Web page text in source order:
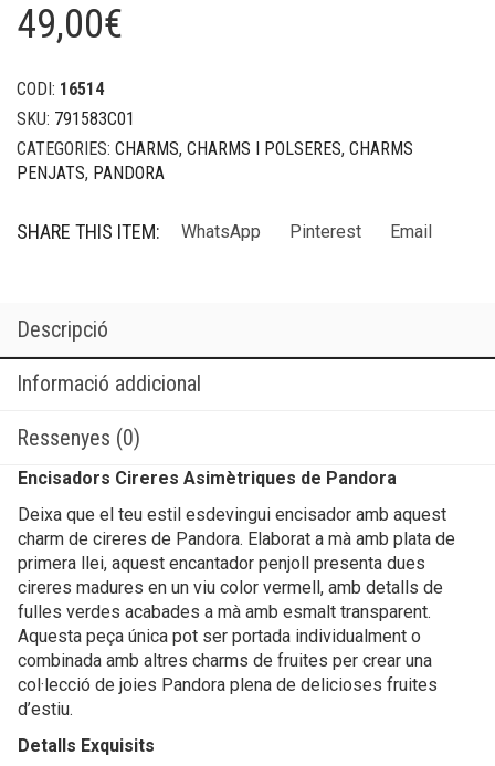
49,00€
CODI: 16514
SKU: 791583C01
CATEGORIES: CHARMS, CHARMS I POLSERES, CHARMS
PENJATS, PANDORA
SHARE THIS ITEM: WhatsApp Pinterest Email
Descripció
Informació addicional
Ressenyes (0)
Encisadors Cireres Asimètriques de Pandora
Deixa que el teu estil esdevingui encisador amb aquest
charm de cireres de Pandora. Elaborat a mà amb plata de
primera llei, aquest encantador penjoll presenta dues
cireres madures en un viu color vermell, amb detalls de
fulles verdes acabades a mà amb esmalt transparent.
Aquesta peça única pot ser portada individualment o
combinada amb altres charms de fruites per crear una
col·lecció de joies Pandora plena de delicioses fruites
d’estiu.
Detalls Exquisits